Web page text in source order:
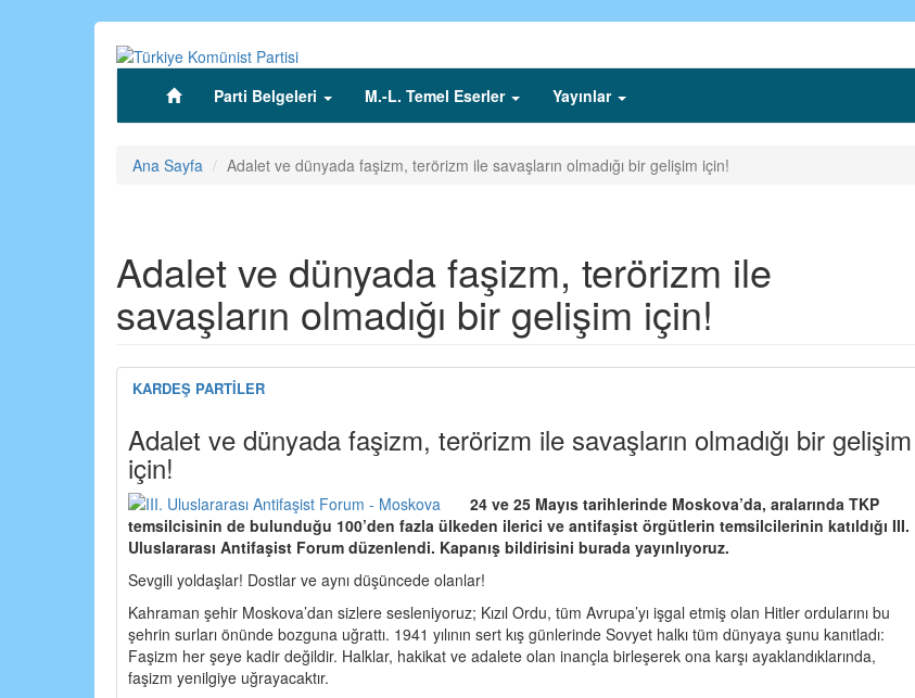
(current)Parti Belgeleri M.-L. Temel Eserler Yayınlar
Ana Sayfa Adalet ve dünyada faşizm, terörizm ile savaşların olmadığı bir gelişim için!
Adalet ve dünyada faşizm, terörizm ile
savaşların olmadığı bir gelişim için!
KARDEŞ PARTİLER
Adalet ve dünyada faşizm, terörizm ile savaşların olmadığı bir gelişim
için!
24 ve 25 Mayıs tarihlerinde Moskova’da, aralarında TKP
temsilcisinin de bulunduğu 100’den fazla ülkeden ilerici ve antifaşist örgütlerin temsilcilerinin katıldığı III.
Uluslararası Antifaşist Forum düzenlendi. Kapanış bildirisini burada yayınlıyoruz.
Sevgili yoldaşlar! Dostlar ve aynı düşüncede olanlar!
Kahraman şehir Moskova’dan sizlere sesleniyoruz; Kızıl Ordu, tüm Avrupa’yı işgal etmiş olan Hitler ordularını bu
şehrin surları önünde bozguna uğrattı. 1941 yılının sert kış günlerinde Sovyet halkı tüm dünyaya şunu kanıtladı:
Faşizm her şeye kadir değildir. Halklar, hakikat ve adalete olan inançla birleşerek ona karşı ayaklandıklarında,
faşizm yenilgiye uğrayacaktır.